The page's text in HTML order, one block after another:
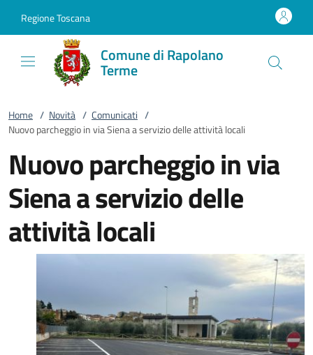
Regione Toscana
Comune di Rapolano
Terme
Home / Novità / Comunicati /
Nuovo parcheggio in via Siena a servizio delle attività locali
Nuovo parcheggio in via
Siena a servizio delle
attività locali